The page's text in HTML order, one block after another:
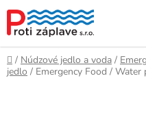
obsah
Domov
/ Núdzové jedlo a voda /
jedlo / Emergency Food / Water